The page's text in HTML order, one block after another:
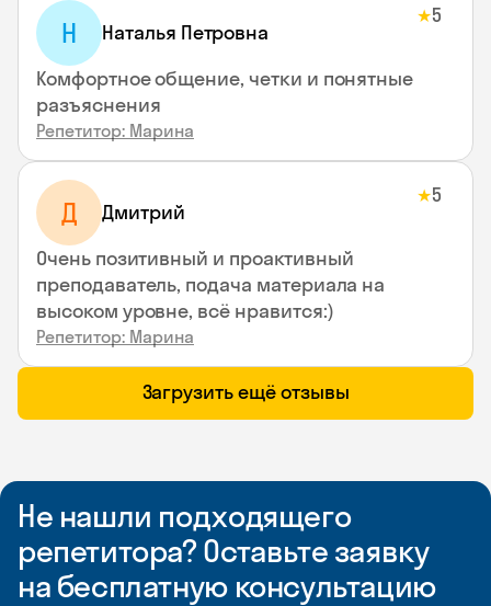
Н Наталья Петровна
★5
Комфортное общение, четки и понятные
разъяснения
Репетитор: Марина
Д Дмитрий
★5
Очень позитивный и проактивный
преподаватель, подача материала на
высоком уровне, всё нравится:)
Репетитор: Марина
Загрузить ещё отзывы
Не нашли подходящего
репетитора? Оставьте заявку
на бесплатную консультацию